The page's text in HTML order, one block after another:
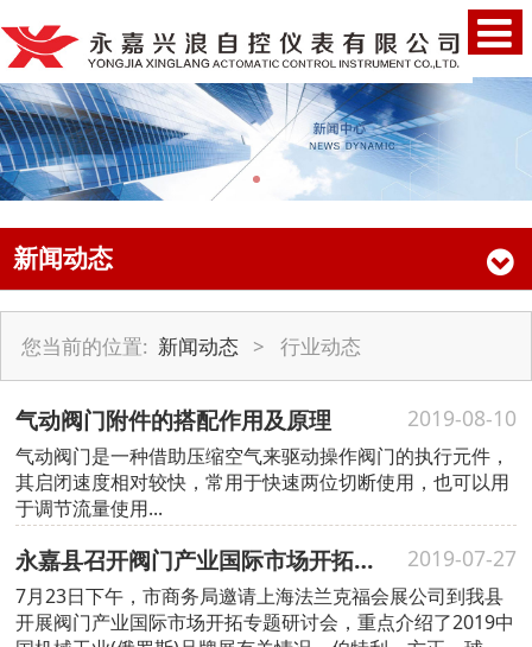
新闻动态
您当前的位置: 新闻动态 > 行业动态
气动阀门附件的搭配作用及原理 2019-08-10
气动阀门是一种借助压缩空气来驱动操作阀门的执行元件，
其启闭速度相对较快，常用于快速两位切断使用，也可以用
于调节流量使用...
永嘉县召开阀门产业国际市场开拓专题研讨会 2019-07-27
7月23日下午，市商务局邀请上海法兰克福会展公司到我县
开展阀门产业国际市场开拓专题研讨会，重点介绍了2019中